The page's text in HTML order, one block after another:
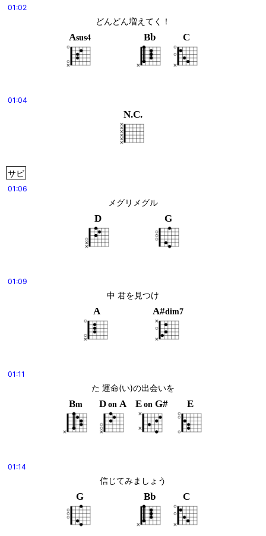
01:02
どんどん増えてく！
Asus4 Bb C
01:04
N.C.
サビ
01:06
メグリメグル
D G
01:09
中 君を見つけ
A A#dim7
01:11
た 運命(い)の出会いを
Bm D on A E on G# E
01:14
信じてみましょう
G Bb C